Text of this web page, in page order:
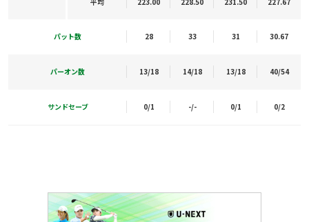
パット数 28 33 31 30.67
パーオン数 13/18 14/18 13/18 40/54
サンドセーブ 0/1 -/- 0/1 0/2